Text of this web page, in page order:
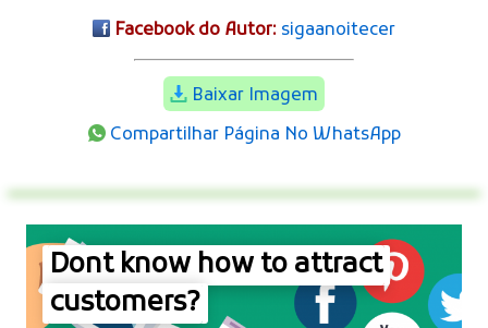
Facebook do Autor: sigaanoitecer
Baixar Imagem
Compartilhar Página No WhatsApp
Dont know how to attract
customers?